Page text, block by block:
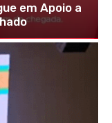
em Apoio a